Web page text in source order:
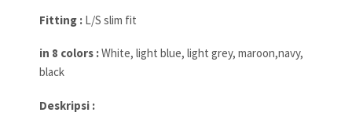
Fitting : L/S slim fit
in 8 colors :White, light blue, light grey, maroon,navy,
black
Deskripsi :